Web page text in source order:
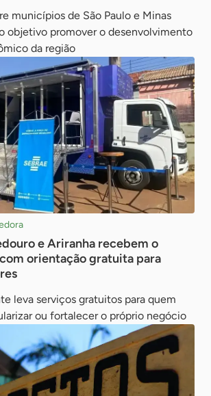
municípios de São Paulo e Minas
objetivo promover o desenvolvimento
da região
e Ariranha recebem o
orientação gratuita para
leva serviços gratuitos para quem
ou fortalecer o próprio negócio